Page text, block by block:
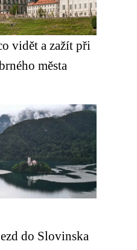
vidět a zažít při
města
do Slovinska